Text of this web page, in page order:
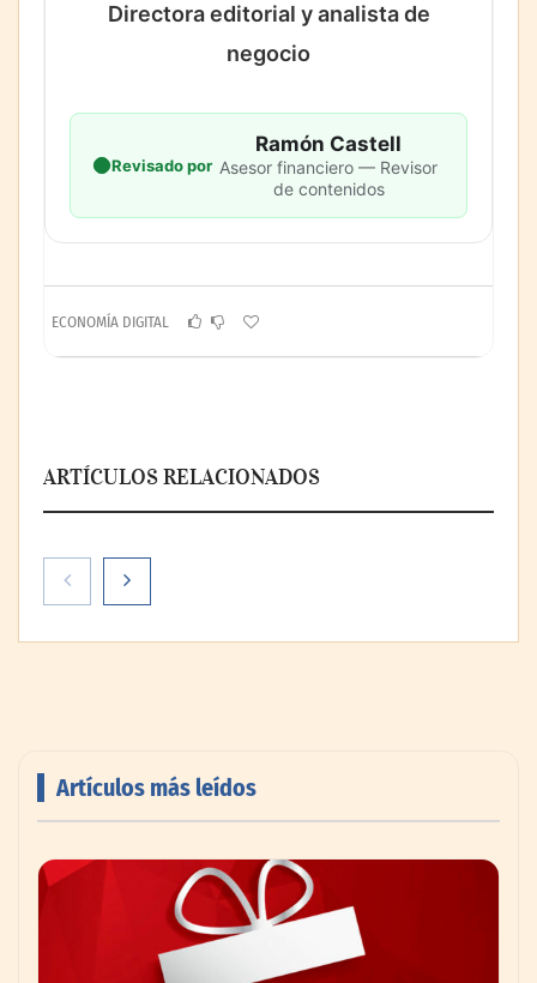
Directora editorial y analista de
negocio
Revisado por
Ramón Castell
Asesor financiero — Revisor
de contenidos
ECONOMÍA DIGITAL
ARTÍCULOS RELACIONADOS
pisos deportivos para gimnasios en México
Artículos más leídos